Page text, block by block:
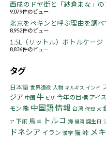
西成のドヤ街と「紗倉まな」
9,079件のビュー
北京をペキンと呼ぶ理由を調べ
8,952件のビュー
1.5L（リットル）ボトルケージ
8,836件のビュー
タグ
日本語 世界遺産 人物 キルギス インド
ジア 中国 牛 ビザ 今年の目標 アイス
モン 熊 中国語情報 台湾 修理 犬
ア 下痢 鳥 羊 トルコ 海 福岡 誕生日
ドネシア イラン 漢字 猫峠 メ